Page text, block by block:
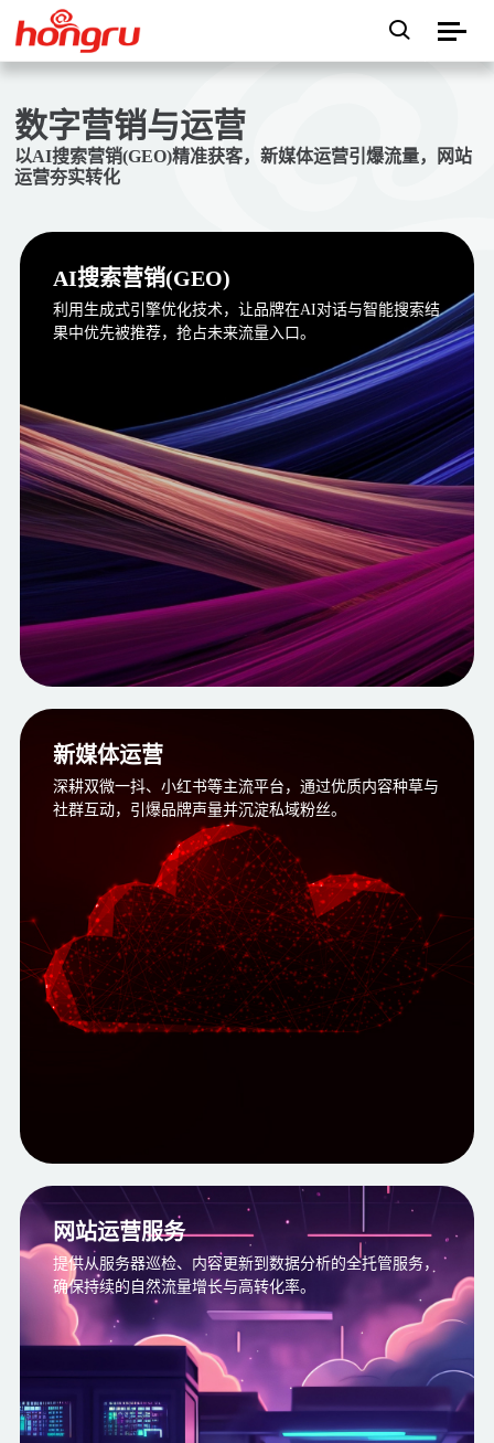
数字营销与运营
以AI搜索营销(GEO)精准获客，新媒体运营引爆流量，网站
运营夯实转化
AI搜索营销(GEO)
利用生成式引擎优化技术，让品牌在AI对话与智能搜索结
果中优先被推荐，抢占未来流量入口。
新媒体运营
深耕双微一抖、小红书等主流平台，通过优质内容种草与
社群互动，引爆品牌声量并沉淀私域粉丝。
网站运营服务
提供从服务器巡检、内容更新到数据分析的全托管服务，
确保持续的自然流量增长与高转化率。